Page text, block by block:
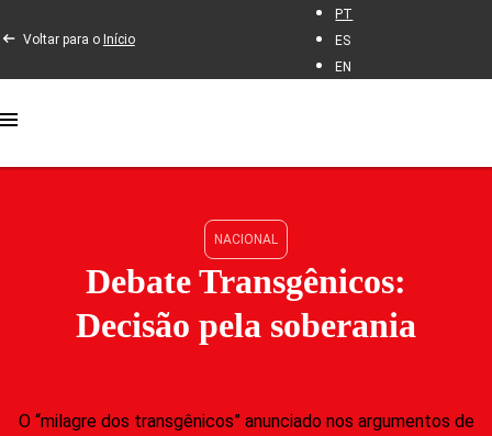
Voltar para o Início
PT
ES
EN
NACIONAL
Debate Transgênicos:
Decisão pela soberania
O “milagre dos transgênicos” anunciado nos argumentos de